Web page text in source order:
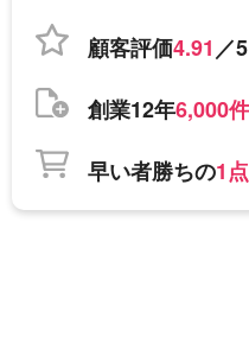
顧客評価4.91／5
創業12年6,000
早い者勝ちの1